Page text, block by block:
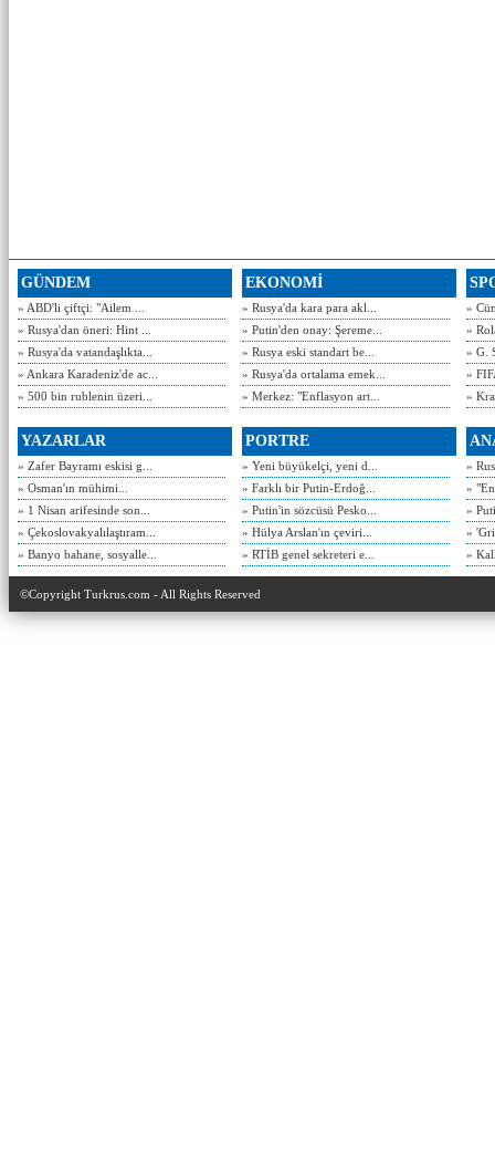
GÜNDEM
» ABD'li çiftçi: "Ailem ...
» Rusya'dan öneri: Hint ...
» Rusya'da vatandaşlıkta...
» Ankara Karadeniz'de ac...
» 500 bin rublenin üzeri...
EKONOMİ
» Rusya'da kara para akl...
» Putin'den onay: Şereme...
» Rusya eski standart be...
» Rusya'da ortalama emek...
» Merkez: "Enflasyon art...
»
»
» G.
»
»
YAZARLAR
» Zafer Bayramı eskisi g...
» Osman'ın mühimi...
» 1 Nisan arifesinde son...
» Çekoslovakyalılaştıram...
» Banyo bahane, sosyalle...
PORTRE
» Yeni büyükelçi, yeni d...
» Farklı bir Putin-Erdoğ...
» Putin'in sözcüsü Pesko...
» Hülya Arslan'ın çeviri...
» RTİB genel sekreteri e...
»
»
»
»
»
©Copyright Turkrus.com - All Rights Reserved